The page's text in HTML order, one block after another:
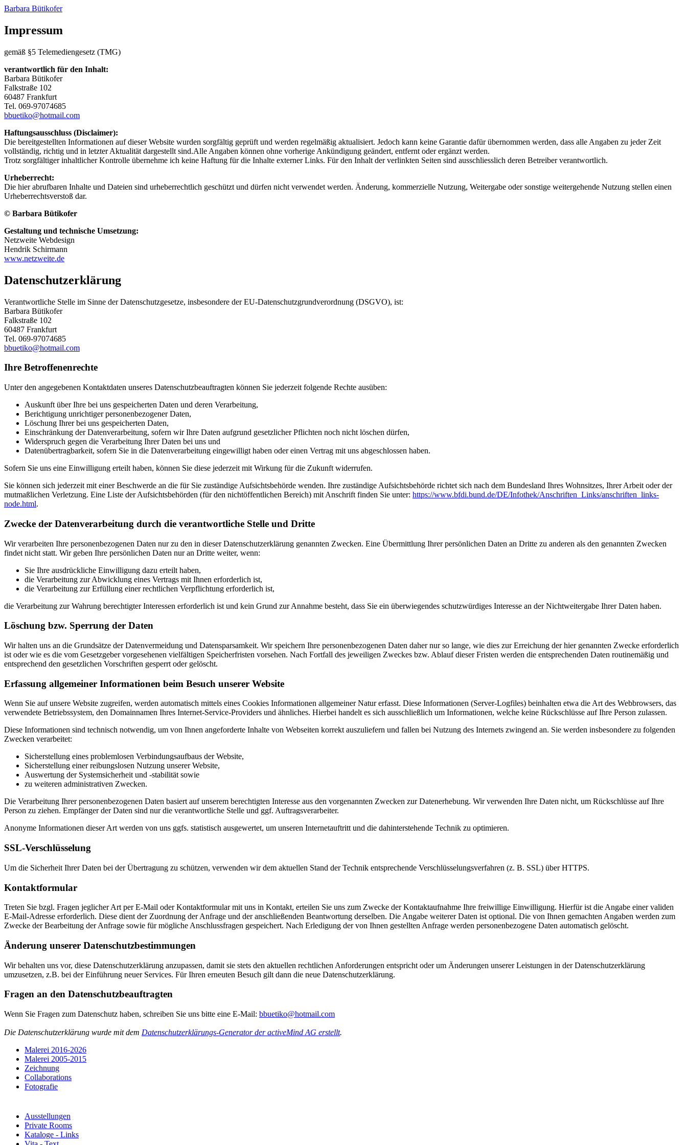
Barbara Bütikofer
Impressum
gemäß §5 Telemediengesetz (TMG)
verantwortlich für den Inhalt:
Barbara Bütikofer
Falkstraße 102
60487 Frankfurt
Tel. 069-97074685
bbuetiko@hotmail.com
Haftungsausschluss (Disclaimer):
Die bereitgestellten Informationen auf dieser Website wurden sorgfältig geprüft und werden regelmäßig aktualisiert. Jedoch kann keine Garantie dafür übernommen werden, dass alle Angaben zu jeder Zeit
vollständig, richtig und in letzter Aktualität dargestellt sind.Alle Angaben können ohne vorherige Ankündigung geändert, entfernt oder ergänzt werden.
Trotz sorgfältiger inhaltlicher Kontrolle übernehme ich keine Haftung für die Inhalte externer Links. Für den Inhalt der verlinkten Seiten sind ausschliesslich deren Betreiber verantwortlich.
Urheberrecht:
Die hier abrufbaren Inhalte und Dateien sind urheberrechtlich geschützt und dürfen nicht verwendet werden. Änderung, kommerzielle Nutzung, Weitergabe oder sonstige weitergehende Nutzung stellen einen
Urheberrechtsverstoß dar.
© Barbara Bütikofer
Gestaltung und technische Umsetzung:
Netzweite Webdesign
Hendrik Schirmann
www.netzweite.de
Datenschutzerklärung
Verantwortliche Stelle im Sinne der Datenschutzgesetze, insbesondere der EU-Datenschutzgrundverordnung (DSGVO), ist:
Barbara Bütikofer
Falkstraße 102
60487 Frankfurt
Tel. 069-97074685
bbuetiko@hotmail.com
Ihre Betroffenenrechte
Unter den angegebenen Kontaktdaten unseres Datenschutzbeauftragten können Sie jederzeit folgende Rechte ausüben:
Auskunft über Ihre bei uns gespeicherten Daten und deren Verarbeitung,
Berichtigung unrichtiger personenbezogener Daten,
Löschung Ihrer bei uns gespeicherten Daten,
Einschränkung der Datenverarbeitung, sofern wir Ihre Daten aufgrund gesetzlicher Pflichten noch nicht löschen dürfen,
Widerspruch gegen die Verarbeitung Ihrer Daten bei uns und
Datenübertragbarkeit, sofern Sie in die Datenverarbeitung eingewilligt haben oder einen Vertrag mit uns abgeschlossen haben.
Sofern Sie uns eine Einwilligung erteilt haben, können Sie diese jederzeit mit Wirkung für die Zukunft widerrufen.
Sie können sich jederzeit mit einer Beschwerde an die für Sie zuständige Aufsichtsbehörde wenden. Ihre zuständige Aufsichtsbehörde richtet sich nach dem Bundesland Ihres Wohnsitzes, Ihrer Arbeit oder der
mutmaßlichen Verletzung. Eine Liste der Aufsichtsbehörden (für den nichtöffentlichen Bereich) mit Anschrift finden Sie unter: https://www.bfdi.bund.de/DE/Infothek/Anschriften_Links/anschriften_links-
node.html.
Zwecke der Datenverarbeitung durch die verantwortliche Stelle und Dritte
Wir verarbeiten Ihre personenbezogenen Daten nur zu den in dieser Datenschutzerklärung genannten Zwecken. Eine Übermittlung Ihrer persönlichen Daten an Dritte zu anderen als den genannten Zwecken
findet nicht statt. Wir geben Ihre persönlichen Daten nur an Dritte weiter, wenn:
Sie Ihre ausdrückliche Einwilligung dazu erteilt haben,
die Verarbeitung zur Abwicklung eines Vertrags mit Ihnen erforderlich ist,
die Verarbeitung zur Erfüllung einer rechtlichen Verpflichtung erforderlich ist,
die Verarbeitung zur Wahrung berechtigter Interessen erforderlich ist und kein Grund zur Annahme besteht, dass Sie ein überwiegendes schutzwürdiges Interesse an der Nichtweitergabe Ihrer Daten haben.
Löschung bzw. Sperrung der Daten
Wir halten uns an die Grundsätze der Datenvermeidung und Datensparsamkeit. Wir speichern Ihre personenbezogenen Daten daher nur so lange, wie dies zur Erreichung der hier genannten Zwecke erforderlich
ist oder wie es die vom Gesetzgeber vorgesehenen vielfältigen Speicherfristen vorsehen. Nach Fortfall des jeweiligen Zweckes bzw. Ablauf dieser Fristen werden die entsprechenden Daten routinemäßig und
entsprechend den gesetzlichen Vorschriften gesperrt oder gelöscht.
Erfassung allgemeiner Informationen beim Besuch unserer Website
Wenn Sie auf unsere Website zugreifen, werden automatisch mittels eines Cookies Informationen allgemeiner Natur erfasst. Diese Informationen (Server-Logfiles) beinhalten etwa die Art des Webbrowsers, das
verwendete Betriebssystem, den Domainnamen Ihres Internet-Service-Providers und ähnliches. Hierbei handelt es sich ausschließlich um Informationen, welche keine Rückschlüsse auf Ihre Person zulassen.
Diese Informationen sind technisch notwendig, um von Ihnen angeforderte Inhalte von Webseiten korrekt auszuliefern und fallen bei Nutzung des Internets zwingend an. Sie werden insbesondere zu folgenden
Zwecken verarbeitet:
Sicherstellung eines problemlosen Verbindungsaufbaus der Website,
Sicherstellung einer reibungslosen Nutzung unserer Website,
Auswertung der Systemsicherheit und -stabilität sowie
zu weiteren administrativen Zwecken.
Die Verarbeitung Ihrer personenbezogenen Daten basiert auf unserem berechtigten Interesse aus den vorgenannten Zwecken zur Datenerhebung. Wir verwenden Ihre Daten nicht, um Rückschlüsse auf Ihre
Person zu ziehen. Empfänger der Daten sind nur die verantwortliche Stelle und ggf. Auftragsverarbeiter.
Anonyme Informationen dieser Art werden von uns ggfs. statistisch ausgewertet, um unseren Internetauftritt und die dahinterstehende Technik zu optimieren.
SSL-Verschlüsselung
Um die Sicherheit Ihrer Daten bei der Übertragung zu schützen, verwenden wir dem aktuellen Stand der Technik entsprechende Verschlüsselungsverfahren (z. B. SSL) über HTTPS.
Kontaktformular
Treten Sie bzgl. Fragen jeglicher Art per E-Mail oder Kontaktformular mit uns in Kontakt, erteilen Sie uns zum Zwecke der Kontaktaufnahme Ihre freiwillige Einwilligung. Hierfür ist die Angabe einer validen
E-Mail-Adresse erforderlich. Diese dient der Zuordnung der Anfrage und der anschließenden Beantwortung derselben. Die Angabe weiterer Daten ist optional. Die von Ihnen gemachten Angaben werden zum
Zwecke der Bearbeitung der Anfrage sowie für mögliche Anschlussfragen gespeichert. Nach Erledigung der von Ihnen gestellten Anfrage werden personenbezogene Daten automatisch gelöscht.
Änderung unserer Datenschutzbestimmungen
Wir behalten uns vor, diese Datenschutzerklärung anzupassen, damit sie stets den aktuellen rechtlichen Anforderungen entspricht oder um Änderungen unserer Leistungen in der Datenschutzerklärung
umzusetzen, z.B. bei der Einführung neuer Services. Für Ihren erneuten Besuch gilt dann die neue Datenschutzerklärung.
Fragen an den Datenschutzbeauftragten
Wenn Sie Fragen zum Datenschutz haben, schreiben Sie uns bitte eine E-Mail: bbuetiko@hotmail.com
Die Datenschutzerklärung wurde mit dem Datenschutzerklärungs-Generator der activeMind AG erstellt.
Malerei 2016-2026
Malerei 2005-2015
Zeichnung
Collaborations
Fotografie
Ausstellungen
Private Rooms
Kataloge - Links